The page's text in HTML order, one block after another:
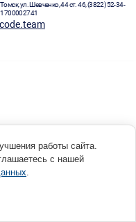
ул. Шевченко, 44 ст. 46, (3822) 52-34-
работы сайта.
с нашей
.